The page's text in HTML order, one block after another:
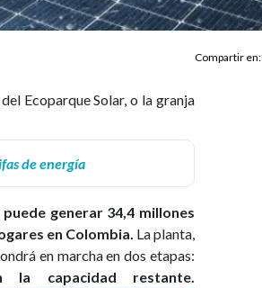
Compartir en:
Ecoparque Solar, o la granja
de energía
generar 34,4 millones
en Colombia. La planta,
en marcha en dos etapas:
capacidad restante.